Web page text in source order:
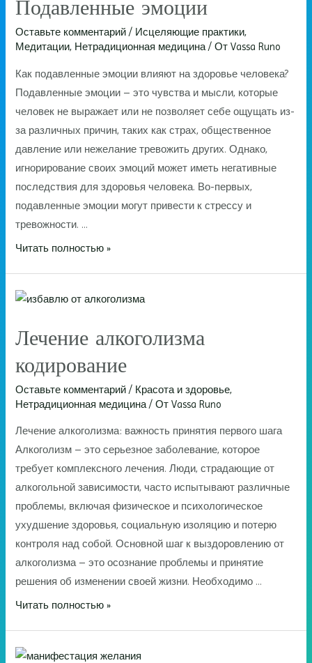
Подавленные эмоции
Оставьте комментарий / Исцеляющие практики,
Медитации, Нетрадиционная медицина/ От Vassa Runo
Как подавленные эмоции влияют на здоровье человека?
Подавленные эмоции – это чувства и мысли, которые
человек не выражает или не позволяет себе ощущать из-
за различных причин, таких как страх, общественное
давление или нежелание тревожить других. Однако,
игнорирование своих эмоций может иметь негативные
последствия для здоровья человека. Во-первых,
подавленные эмоции могут привести к стрессу и
тревожности. …
Подавленные
Читать полностью »
Лечение алкоголизма
кодирование
Оставьте комментарий / Красота и здоровье,
Нетрадиционная медицина / От Vassa Runo
Лечение алкоголизма: важность принятия первого шага
Алкоголизм – это серьезное заболевание, которое
требует комплексного лечения. Люди, страдающие от
алкогольной зависимости, часто испытывают различные
проблемы, включая физическое и психологическое
ухудшение здоровья, социальную изоляцию и потерю
контроля над собой. Основной шаг к выздоровлению от
алкоголизма – это осознание проблемы и принятие
решения об изменении своей жизни. Необходимо …
Лечение
Читать полностью »